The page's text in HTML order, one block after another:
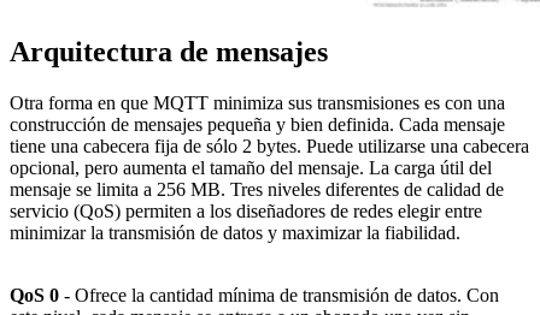
Arquitectura de mensajes
Otra forma en que MQTT minimiza sus transmisiones es con una
construcción de mensajes pequeña y bien definida. Cada mensaje
tiene una cabecera fija de sólo 2 bytes. Puede utilizarse una cabecera
opcional, pero aumenta el tamaño del mensaje. La carga útil del
mensaje se limita a 256 MB. Tres niveles diferentes de calidad de
servicio (QoS) permiten a los diseñadores de redes elegir entre
minimizar la transmisión de datos y maximizar la fiabilidad.
QoS 0 - Ofrece la cantidad mínima de transmisión de datos. Con